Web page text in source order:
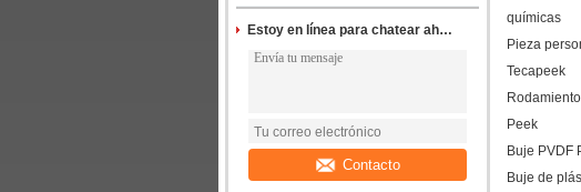
Estoy en línea para chatear ahora
Contacto
químicas
Pieza
Tecapeek
Peek
Buje PVDF
Buje de